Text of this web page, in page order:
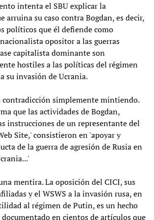
intenta el SBU explicar la
arruina su caso contra Bogdan, es decir,
políticos que él defiende como
opositor a las guerras
capitalista dominante son
hostiles a las políticas del régimen
su invasión de Ucrania.
simplemente mintiendo.
que las actividades de Bogdan,
instrucciones de un representante del
Site,' consistieron en 'apoyar y
de la guerra de agresión de Rusia en
mentira. La oposición del CICI, sus
y el WSWS a la invasión rusa, en
al régimen de Putin, es un hecho
en cientos de artículos que